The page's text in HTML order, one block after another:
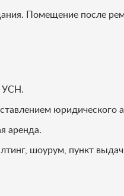
Помещение после
УСН.
юридического
аренда.
шоурум, пункт